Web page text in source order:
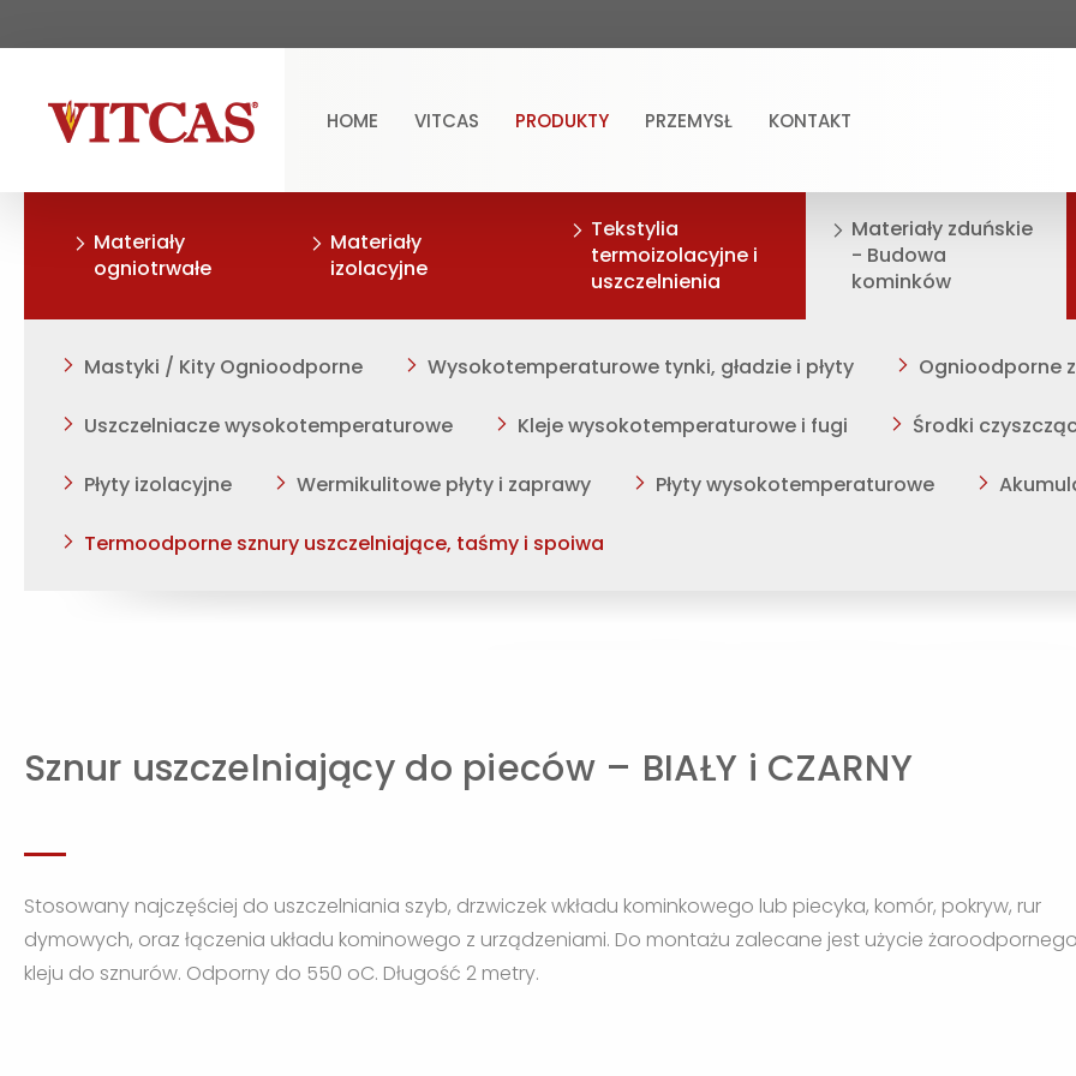
HOME VITCAS PRODUKTY PRZEMYSŁ KONTAKT
Materiały
ogniotrwałe
Materiały
izolacyjne
Tekstylia
termoizolacyjne i
uszczelnienia
Materiały zduńskie
- Budowa
kominków
Mastyki / Kity Ognioodporne Wysokotemperaturowe tynki, gładzie i płyty Ognioodporne
Uszczelniacze wysokotemperaturowe Kleje wysokotemperaturowe i fugi Środki
Płyty izolacyjne Wermikulitowe płyty i zaprawy Płyty wysokotemperaturowe
Termoodporne sznury uszczelniające, taśmy i spoiwa
Sznur uszczelniający do pieców – BIAŁY i CZARNY
Stosowany najczęściej do uszczelniania szyb, drzwiczek wkładu kominkowego lub piecyka, komór, pokryw, rur
dymowych, oraz łączenia układu kominowego z urządzeniami. Do montażu zalecane jest użycie
kleju do sznurów. Odporny do 550 oC. Długość 2 metry.